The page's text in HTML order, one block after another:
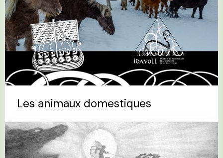
Les animaux domestiques